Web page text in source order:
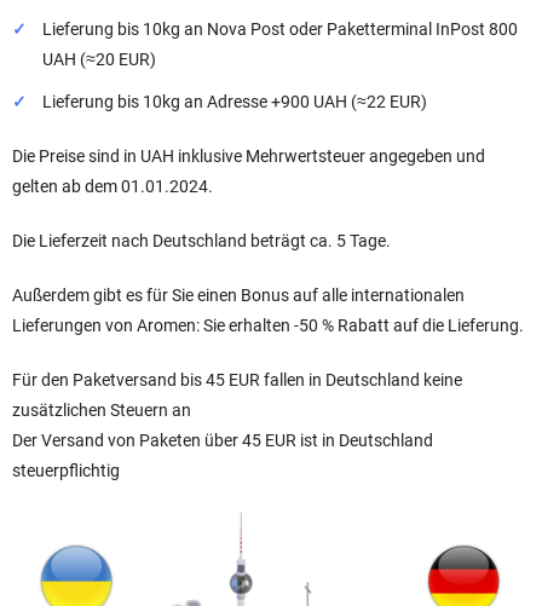
Lieferung bis 10kg an Nova Post oder Paketterminal InPost 800
UAH (≈20 EUR)
Lieferung bis 10kg an Adresse +900 UAH (≈22 EUR)
Die Preise sind in UAH inklusive Mehrwertsteuer angegeben und
gelten ab dem 01.01.2024.
Die Lieferzeit nach Deutschland beträgt ca. 5 Tage.
Außerdem gibt es für Sie einen Bonus auf alle internationalen
Lieferungen von Aromen: Sie erhalten -50 % Rabatt auf die Lieferung.
Für den Paketversand bis 45 EUR fallen in Deutschland keine
zusätzlichen Steuern an
Der Versand von Paketen über 45 EUR ist in Deutschland
steuerpflichtig